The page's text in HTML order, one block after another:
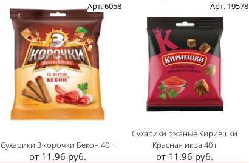
Арт. 6058
Сухарики 3 корочки Бекон 40 г
от 11.96 руб.
Арт. 19578
Сухарики ржаные Кириешки
Красная икра 40 г
от 11.96 руб.